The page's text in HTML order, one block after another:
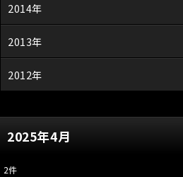
2025年4月
2件
2014年
2013年
2012年